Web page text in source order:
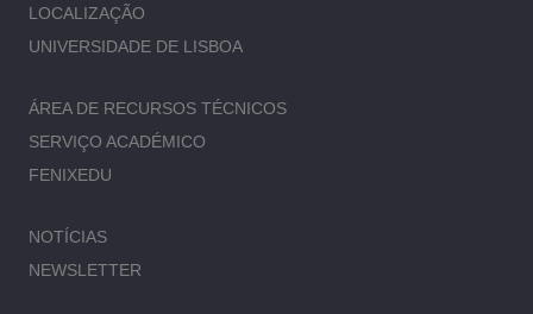
LOCALIZAÇÃO
UNIVERSIDADE DE LISBOA
ÁREA DE RECURSOS TÉCNICOS
SERVIÇO ACADÉMICO
FENIXEDU
NOTÍCIAS
NEWSLETTER